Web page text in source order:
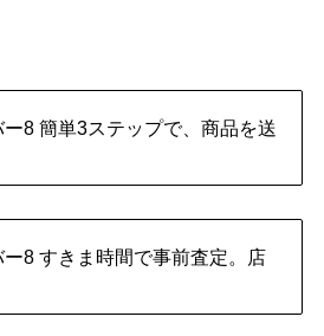
8 簡単3ステップで、商品を送
8 すきま時間で事前査定。店